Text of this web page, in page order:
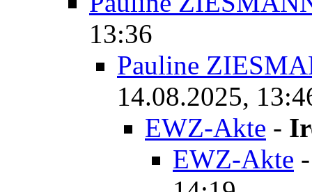
13:36
Pauline
14.08.2025,
EWZ-Akte -
EWZ-Akte